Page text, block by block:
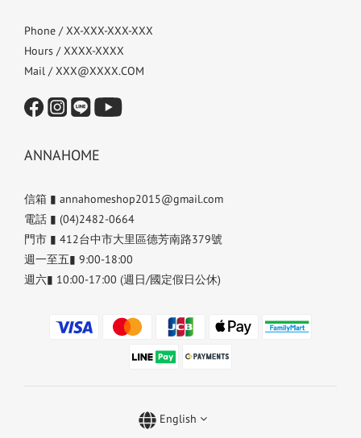
Phone / XX-XXX-XXX-XXX
Hours / XXXX-XXXX
Mail / XXX@XXXX.COM
ANNAHOME
信箱 ▮ annahomeshop2015@gmail.com
電話 ▮ (04)2482-0664
門市 ▮ 412台中市大里區德芳南路379號
週一至五▮ 9:00-18:00
週六▮ 10:00-17:00 (週日/國定假日公休)
English